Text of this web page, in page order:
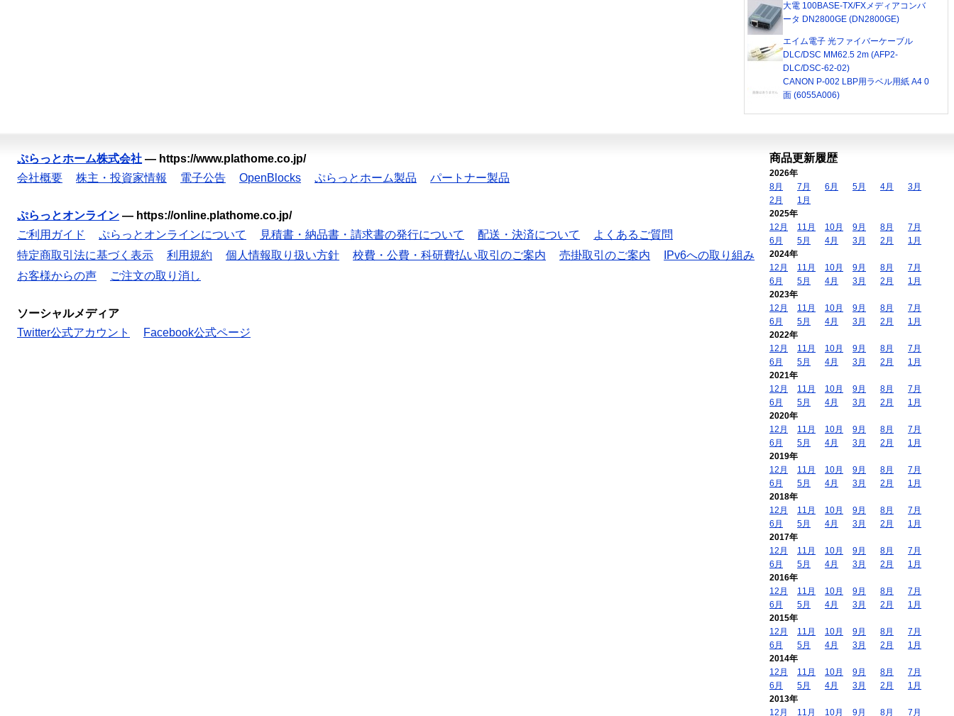
大電 100BASE-TX/FXメディアコンバ
ータ DN2800GE (DN2800GE)
エイム電子 光ファイバーケーブル
DLC/DSC MM62.5 2m (AFP2-
DLC/DSC-62-02)
CANON P-002 LBP用ラベル用紙 A4 0
面 (6055A006)
ぷらっとホーム株式会社 — https://www.plathome.co.jp/
会社概要
株主・投資家情報 電子公告 OpenBlocks ぷらっとホーム製品 パートナー製品
ぷらっとオンライン — https://online.plathome.co.jp/
ご利用ガイド
ぷらっとオンラインについて 見積書・納品書・請求書の発行について 配送・決済について
よくあるご質問
特定商取引法に基づく表示
利用規約 個人情報取り扱い方針 校費・公費・科研費払い取引のご案内 売掛取引のご案内
IPv6への取り組み
お客様からの声
ご注文の取り消し
ソーシャルメディア
Twitter公式アカウント
Facebook公式ページ
商品更新履歴
2026年
8月
7月 6月 5月 4月
3月
2月
1月
2025年
12月
11月 10月 9月 8月
7月
6月
5月 4月 3月 2月
1月
2024年
12月
11月 10月 9月 8月
7月
6月
5月 4月 3月 2月
1月
2023年
12月
11月 10月 9月 8月
7月
6月
5月 4月 3月 2月
1月
2022年
12月
11月 10月 9月 8月
7月
6月
5月 4月 3月 2月
1月
2021年
12月
11月 10月 9月 8月
7月
6月
5月 4月 3月 2月
1月
2020年
12月
11月 10月 9月 8月
7月
6月
5月 4月 3月 2月
1月
2019年
12月
11月 10月 9月 8月
7月
6月
5月 4月 3月 2月
1月
2018年
12月
11月 10月 9月 8月
7月
6月
5月 4月 3月 2月
1月
2017年
12月
11月 10月 9月 8月
7月
6月
5月 4月 3月 2月
1月
2016年
12月
11月 10月 9月 8月
7月
6月
5月 4月 3月 2月
1月
2015年
12月
11月 10月 9月 8月
7月
6月
5月 4月 3月 2月
1月
2014年
12月
11月 10月 9月 8月
7月
6月
5月 4月 3月 2月
1月
2013年
12月
11月 10月 9月 8月 7月